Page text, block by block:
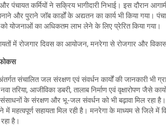
पंचायत कर्मियों ने सक्रिय भागीदारी निभाई। इस दौरान
और पुराने जॉब कार्डों के अद्यतन का कार्य भी किया गया।
को योजनाओं का अधिकतम लाभ लेने के लिए प्रेरित किया गया।
संचालित जल संरक्षण एवं संवर्धन कार्यों की जानकारी भी
तरिया, आजीविका डबरी, तालाब निर्माण एवं वृक्षारोपण
के संरक्षण और भू-जल संवर्धन को भी बढ़ावा मिल रहा
में महत्वपूर्ण सहायता मिल रही है। मनरेगा के माध्यम से जिले
है।